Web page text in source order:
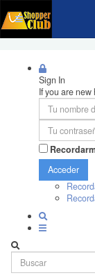
Sign In
If you are new
Acceder